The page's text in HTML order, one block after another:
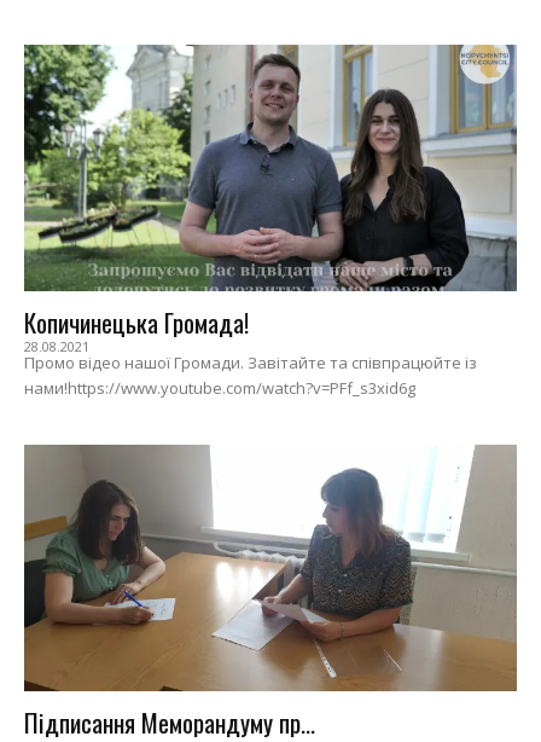
Копичинецька Громада!
28.08.2021
Промо відео нашої Громади. Завітайте та співпрацюйте із
нами!https://www.youtube.com/watch?v=PFf_s3xid6g
Підписання Меморандуму пр...